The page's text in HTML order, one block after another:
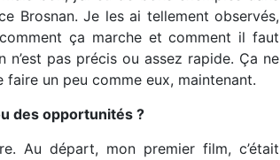
Brosnan. Je les ai tellement observés,
ça marche et comment il faut
n’est pas précis ou assez rapide. Ça ne
faire un peu comme eux, maintenant.
des opportunités ?
Au départ, mon premier film, c’était